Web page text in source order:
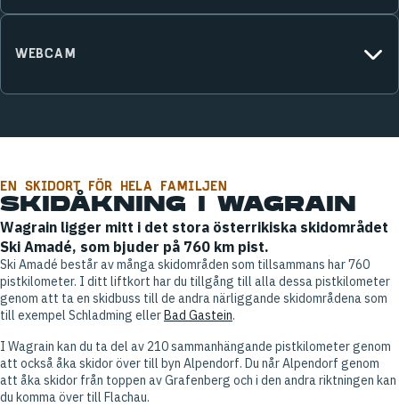
Offpist
Snowboard
Charm
WEBCAM
Griessenkareck
Grafenberg
EN SKIDORT FÖR HELA FAMILJEN
SKIDÅKNING I WAGRAIN
Wagrain ligger mitt i det stora österrikiska skidområdet
Ski Amadé, som bjuder på 760 km pist.
Ski Amadé består av många skidområden som tillsammans har 760
pistkilometer. I ditt liftkort har du tillgång till alla dessa pistkilometer
genom att ta en skidbuss till de andra närliggande skidområdena som
till exempel Schladming ellerBad Gastein.
I Wagrain kan du ta del av 210 sammanhängande pistkilometer genom
att också åka skidor över till byn Alpendorf. Du når Alpendorf genom
att åka skidor från toppen av Grafenberg och i den andra riktningen kan
du komma över till Flachau.